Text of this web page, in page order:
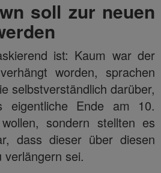
soll zur neuen
ist: Kaum war der
worden, sprachen
selbstverständlich darüber,
Ende am 10.
sondern stellten es
dass dieser über diesen
sei.